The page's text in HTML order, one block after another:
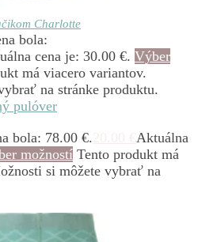
Charlotte
bola:
cena je: 30.00 €. Výber
má viacero variantov.
na stránke produktu.
bola: 78.00 €.
Aktuálna
možností Tento produkt má
si môžete vybrať na